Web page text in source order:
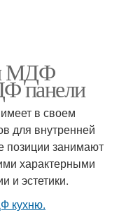
МДФ
панели
в своем
для внутренней
позиции занимают
характерными
и эстетики.